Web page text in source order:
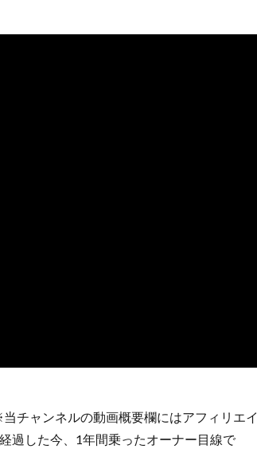
チャンネルの動画概要欄にはアフィリエイ
過した今、1年間乗ったオーナー目線で